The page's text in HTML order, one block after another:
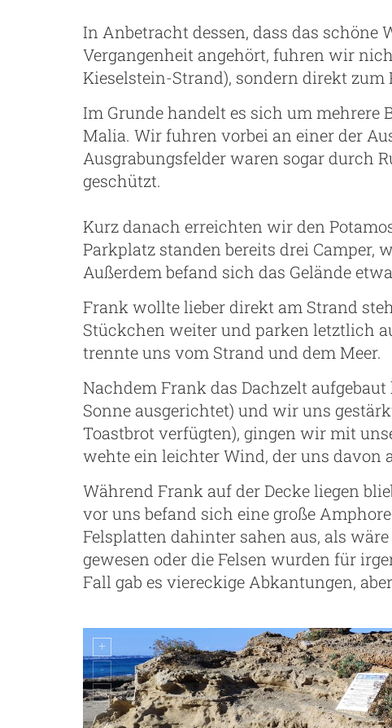
In Anbetracht dessen, dass das schöne
Vergangenheit angehört, fuhren wir
Kieselstein-Strand), sondern direkt zum
Im Grunde handelt es sich um
Malia. Wir fuhren vorbei an einer der
Ausgrabungsfelder waren sogar durch
geschützt.
Kurz danach erreichten wir den
Parkplatz standen bereits drei Camper,
Außerdem befand sich das Gelände
Frank wollte lieber direkt am Strand
Stückchen weiter und parken letztlich
trennte uns vom Strand und dem Meer.
Nachdem Frank das Dachzelt
Sonne ausgerichtet) und wir uns
Toastbrot verfügten), gingen wir mit
wehte ein leichter Wind, der uns davon
Während Frank auf der Decke liegen
vor uns befand sich eine große
Felsplatten dahinter sahen aus, als
gewesen oder die Felsen wurden für
Fall gab es viereckige Abkantungen,